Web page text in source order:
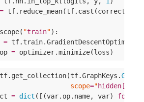
= tf.reduce_mean(tf.cast(correct,
"train"):
=
= optimizer.minimize(loss)
tf.get_collection(tf.GraphKeys.
scope="hidden[123]
= dict ([(var.op.name, var) for